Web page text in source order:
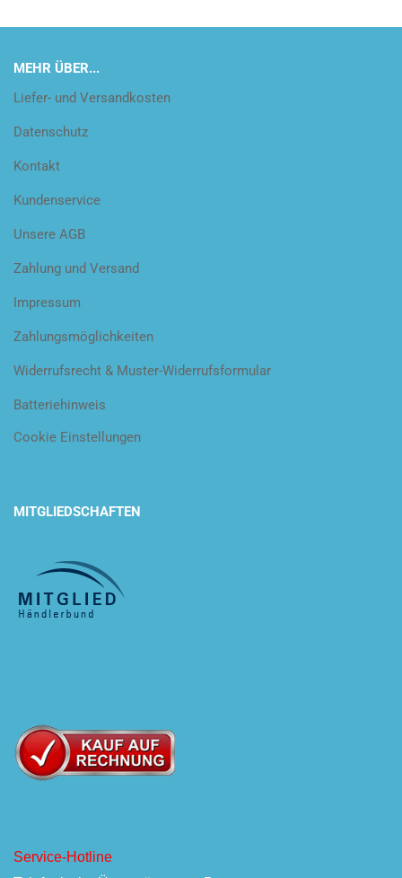
MEHR ÜBER...
Liefer- und Versandkosten
Datenschutz
Kontakt
Kundenservice
Unsere AGB
Zahlung und Versand
Impressum
Zahlungsmöglichkeiten
Widerrufsrecht & Muster-Widerrufsformular
Batteriehinweis
Cookie Einstellungen
MITGLIEDSCHAFTEN
Service-Hotline